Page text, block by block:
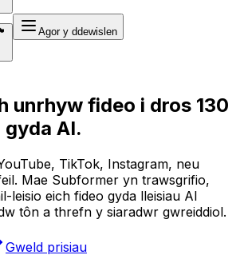
Agor y ddewislen
unrhyw fideo i dros 130
AI.
TikTok, Instagram, neu
Mae Subformer yn trawsgrifio,
leisio eich fideo gyda lleisiau AI
tôn a threfn y siaradwr gwreiddiol.
Gweld prisiau